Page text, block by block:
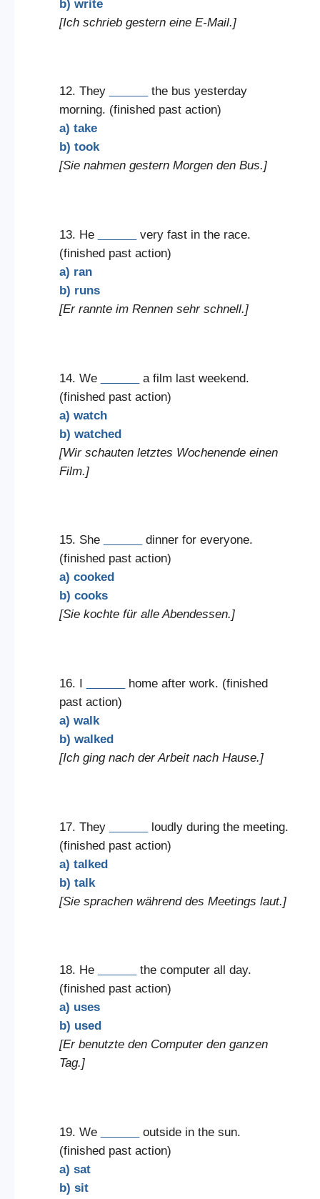
b) write
[Ich schrieb gestern eine E-Mail.]
12. They
the bus yesterday
morning. (finished past action)
a) take
b) took
[Sie nahmen gestern Morgen den Bus.]
13. He
very fast in the race.
(finished past action)
a) ran
b) runs
[Er rannte im Rennen sehr schnell.]
14. We
a film last weekend.
(finished past action)
a) watch
b) watched
[Wir schauten letztes Wochenende einen
Film.]
15. She
dinner for everyone.
(finished past action)
a) cooked
b) cooks
[Sie kochte für alle Abendessen.]
16. I
home after work. (finished
past action)
a) walk
b) walked
[Ich ging nach der Arbeit nach Hause.]
17. They
loudly during the meeting.
(finished past action)
a) talked
b) talk
[Sie sprachen während des Meetings laut.]
18. He
the computer all day.
(finished past action)
a) uses
b) used
[Er benutzte den Computer den ganzen
Tag.]
19. We
outside in the sun.
(finished past action)
a) sat
b) sit